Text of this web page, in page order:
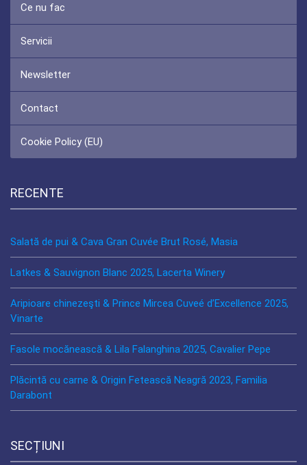
Ce nu fac
Servicii
Newsletter
Contact
Cookie Policy (EU)
RECENTE
Salată de pui & Cava Gran Cuvée Brut Rosé, Masia
Latkes & Sauvignon Blanc 2025, Lacerta Winery
Aripioare chinezeşti & Prince Mircea Cuveé d’Excellence 2025,
Vinarte
Fasole mocănească & Lila Falanghina 2025, Cavalier Pepe
Plăcintă cu carne & Origin Fetească Neagră 2023, Familia
Darabont
SECȚIUNI